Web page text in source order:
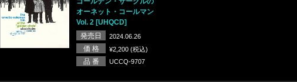
オーネット・コールマン
Vol. 2 [UHQCD]
発売日
2024.06.26
価 格 ¥2,200 (税込)
品 番 UCCQ-9707